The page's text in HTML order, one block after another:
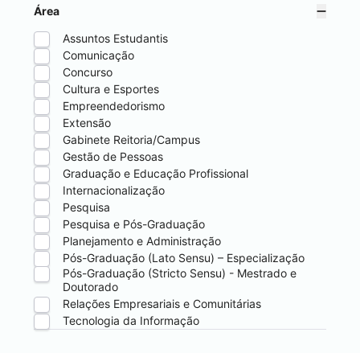
Área
Assuntos Estudantis
Comunicação
Concurso
Cultura e Esportes
Empreendedorismo
Extensão
Gabinete Reitoria/Campus
Gestão de Pessoas
Graduação e Educação Profissional
Internacionalização
Pesquisa
Pesquisa e Pós-Graduação
Planejamento e Administração
Pós-Graduação (Lato Sensu) – Especialização
Pós-Graduação (Stricto Sensu) - Mestrado e
Doutorado
Relações Empresariais e Comunitárias
Tecnologia da Informação